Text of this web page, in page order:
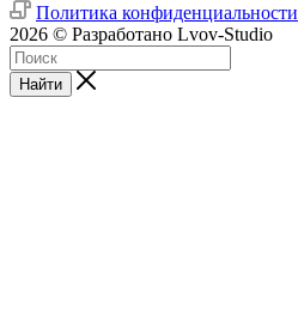
Политика конфиденциальности
2026 © Разработано Lvov-Studio
Найти